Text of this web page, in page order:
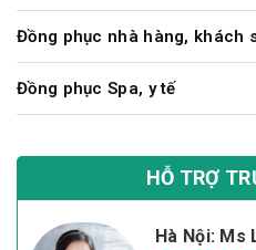
Đồng phục nhà hàng, khách
Đồng phục Spa, y tế
HỖ TRỢ
Hà Nội: Ms